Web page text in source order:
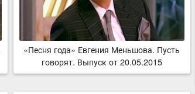
«Песня года» Евгения Меньшова. Пусть
говорят. Выпуск от 20.05.2015